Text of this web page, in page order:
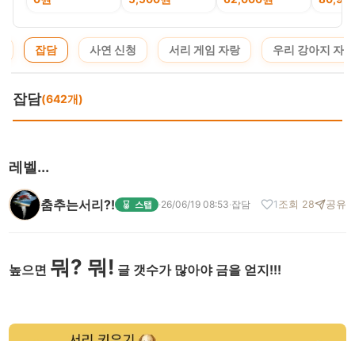
데스크 독서실 밝기
잡담 사연 신청 서리 게임 자랑 우리 강아지 자랑
잡담(642개)
레벨...
춤추는서리?! 스탭 ·26/06/19 08:53·잡담 1 조회 28 공유
높으면 뭐? 뭐! 글 갯수가 많아야 금을 얻지!!!